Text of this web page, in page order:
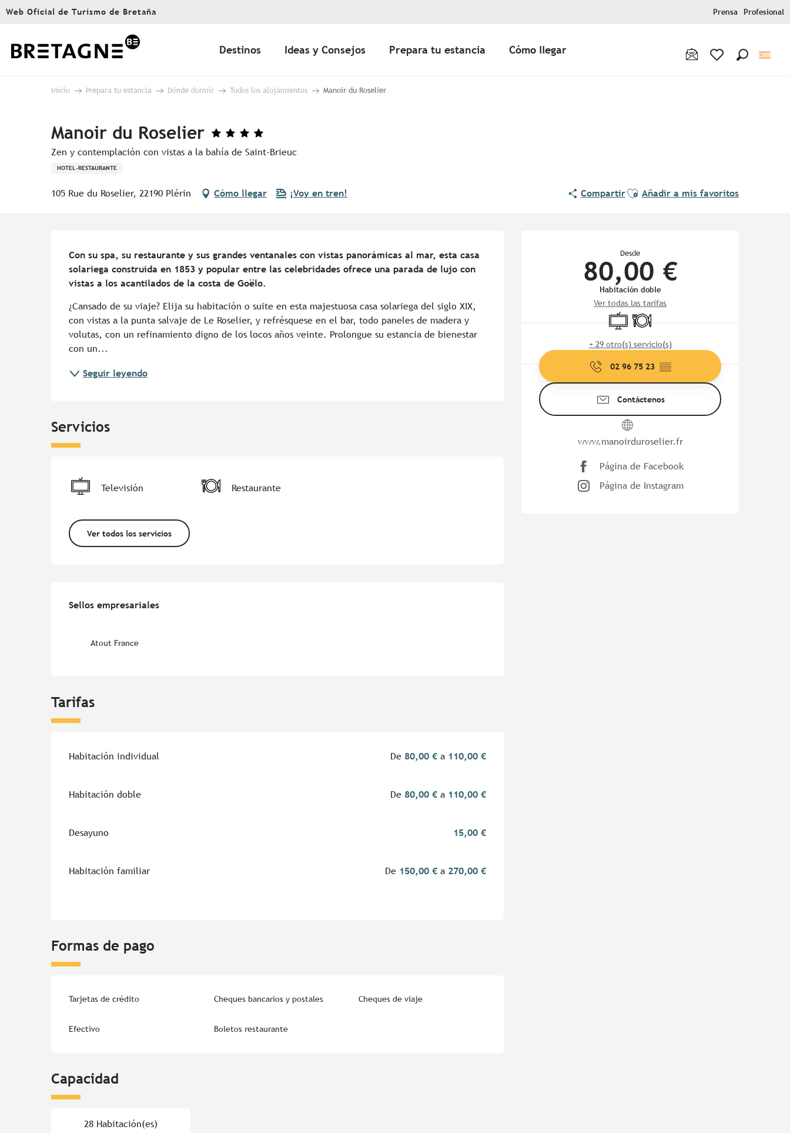
Aller
principal
Web Oficial de Turismo de Bretaña Prensa Profesional
Destinos Ideas y Consejos Prepara tu estancia Cómo llegar
Inicio Prepara tu estancia Dónde dormir Todos los alojamientos Manoir du Roselier
Manoir du Roselier
Zen y contemplación con vistas a la bahía de Saint-Brieuc
HOTEL-RESTAURANTE
105 Rue du Roselier, 22190 Plérin Cómo llegar ¡Voy en tren! CompartirAjouter aux favoris
Añadir a mis favoritos
Desde
80,00 €
Habitación doble
Ver todas las tarifas
TelevisiónRestaurante
+ 29 otro(s) servicio(s)
02 96 75 23 ▒▒
Contáctenos
www.manoirduroselier.fr
Página de Facebook
Página de Instagram
Con su spa, su restaurante y sus grandes ventanales con vistas panorámicas al mar, esta casa
solariega construida en 1853 y popular entre las celebridades ofrece una parada de lujo con
vistas a los acantilados de la costa de Goëlo.
¿Cansado de su viaje? Elija su habitación o suite en esta majestuosa casa solariega del siglo XIX,
con vistas a la punta salvaje de Le Roselier, y refrésquese en el bar, todo paneles de madera y
volutas, con un refinamiento digno de los locos años veinte. Prolongue su estancia de bienestar
con un...
Seguir leyendo
Servicios
Televisión Restaurante
Ver todos los servicios
Sellos empresariales
Sellos empresariales
Atout France
Tarifas
Tarifas 2026
Habitación individual De 80,00 € a 110,00 €
Habitación doble De 80,00 € a 110,00 €
Desayuno 15,00 €
Habitación familiar De 150,00 € a 270,00 €
Formas de pago
Tarjetas de crédito Cheques bancarios y postales Cheques de viaje
Efectivo Boletos restaurante
Capacidad
28 Habitación(es)